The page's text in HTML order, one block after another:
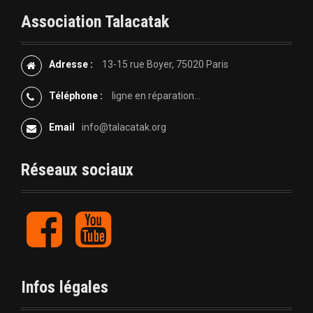
g
n
Association Talacatak
Adresse : 13-15 rue Boyer, 75020 Paris
Téléphone : ligne en réparation...
Email info@talacatak.org
Réseaux sociaux
F
c
o
Y
u
Infos légales